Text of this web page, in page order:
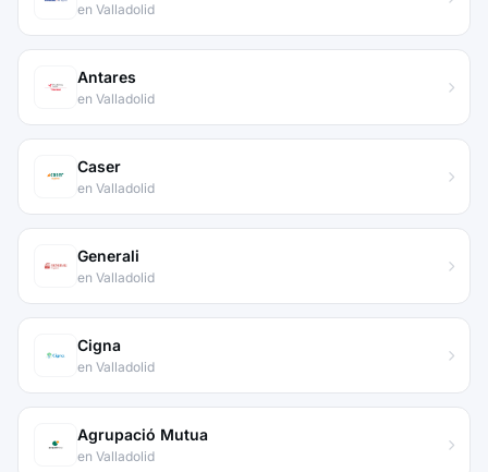
en Valladolid
Antares
en Valladolid
Caser
en Valladolid
Generali
en Valladolid
Cigna
en Valladolid
Agrupació Mutua
en Valladolid